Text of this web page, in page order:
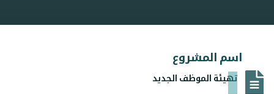
اسم المشروع
تهيئة الموظف الجديد